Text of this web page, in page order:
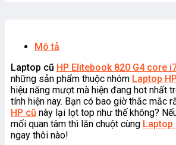
Mô tả
Laptop cũ HP Elitebook 820 G4 core
những sản phẩm thuộc nhóm Laptop
hiệu năng mượt mà hiện đang hot nhất
tính hiện nay. Bạn có bao giờ thắc mắc
HP cũ này lại lọt top như thế không?
mối quan tâm thì lăn chuột cùng Laptop
ngay thôi nào!